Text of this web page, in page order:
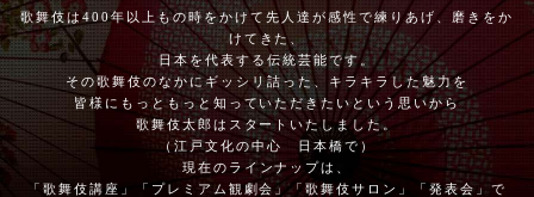
歌舞伎は400年以上もの時をかけて先人達が感性で練りあげ、磨きをか
けてきた、
日本を代表する伝統芸能です。
その歌舞伎のなかにギッシリ詰った、キラキラした魅力を
皆様にもっともっと知っていただきたいという思いから
歌舞伎太郎はスタートいたしました。
（江戸文化の中心 日本橋で）
現在のラインナップは、
「歌舞伎講座」「プレミアム観劇会」「歌舞伎サロン」「発表会」で